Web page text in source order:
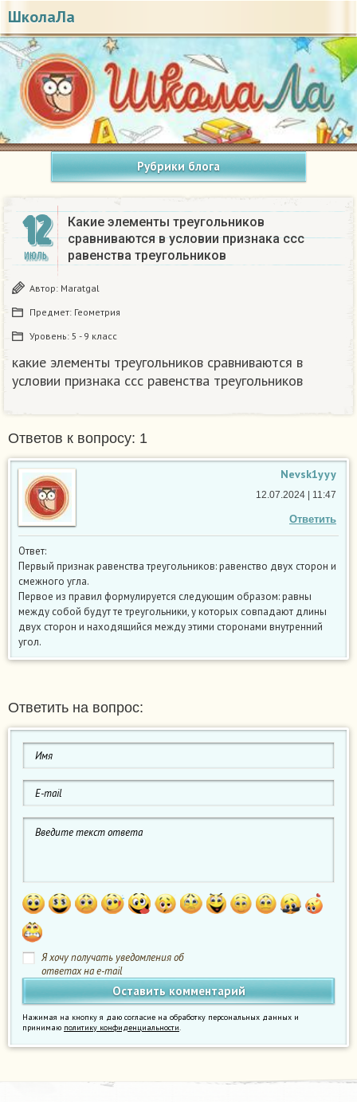
ШколаЛа
Рубрики блога
12
ИЮЛЬ
Какие элементы треугольников
сравниваются в условии признака ссс
равенства треугольников​
Автор: Maratgal
Предмет: Геометрия
Уровень: 5 - 9 класс
какие элементы треугольников сравниваются в
условии признака ссс равенства треугольников​
Ответов к вопросу: 1
Nevsk1yyy
Ответить
12.07.2024 | 11:47
Ответ:
Первый признак равенства треугольников: равенство двух сторон и
смежного угла.
Первое из правил формулируется следующим образом: равны
между собой будут те треугольники, у которых совпадают длины
двух сторон и находящийся между этими сторонами внутренний
угол.
Ответить на вопрос:
Я хочу получать уведомления об
ответах на e-mail
Нажимая на кнопку я даю согласие на обработку персональных данных и
принимаю политику конфиденциальности.